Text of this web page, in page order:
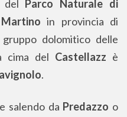
del Parco Naturale di
in provincia di
dolomitico delle
cima del Castellazz è
.
salendo da Predazzo o